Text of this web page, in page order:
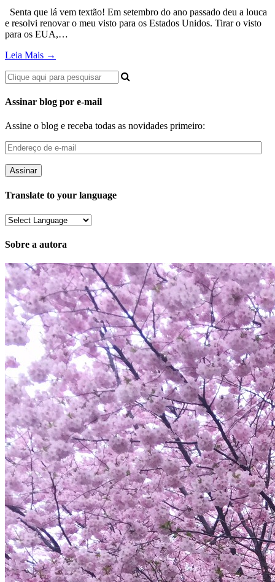
Senta que lá vem textão! Em setembro do ano passado deu a louca
e resolvi renovar o meu visto para os Estados Unidos. Tirar o visto
para os EUA,…
Leia Mais →
Assinar blog por e-mail
Assine o blog e receba todas as novidades primeiro:
Endereço
de
e-
mail
Translate to your language
Sobre a autora